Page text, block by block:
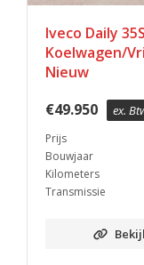
Iveco Daily
Koelwagen/
Nieuw
€49.950 ex.
Prijs
Bouwjaar
Kilometers
Transmissie